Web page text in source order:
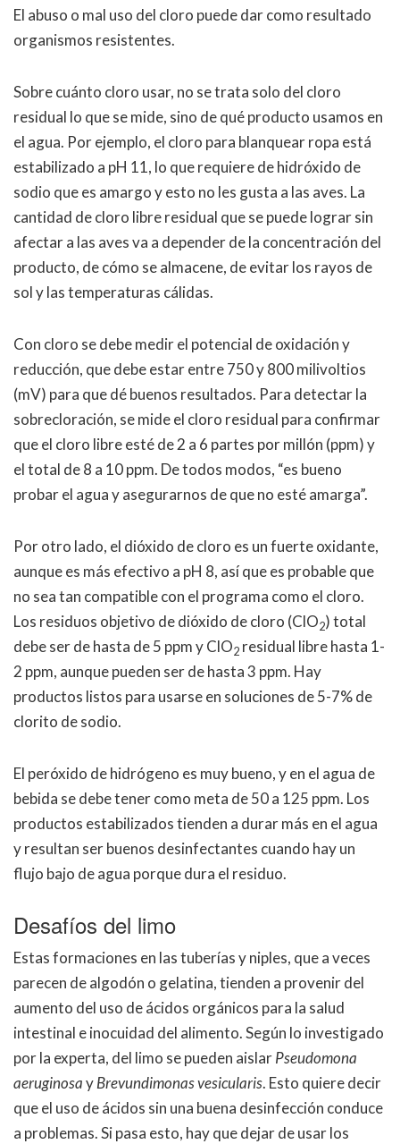
El abuso o mal uso del cloro puede dar como resultado
organismos resistentes.
Sobre cuánto cloro usar, no se trata solo del cloro
residual lo que se mide, sino de qué producto usamos en
el agua. Por ejemplo, el cloro para blanquear ropa está
estabilizado a pH 11, lo que requiere de hidróxido de
sodio que es amargo y esto no les gusta a las aves. La
cantidad de cloro libre residual que se puede lograr sin
afectar a las aves va a depender de la concentración del
producto, de cómo se almacene, de evitar los rayos de
sol y las temperaturas cálidas.
Con cloro se debe medir el potencial de oxidación y
reducción, que debe estar entre 750 y 800 milivoltios
(mV) para que dé buenos resultados. Para detectar la
sobrecloración, se mide el cloro residual para confirmar
que el cloro libre esté de 2 a 6 partes por millón (ppm) y
el total de 8 a 10 ppm. De todos modos, “es bueno
probar el agua y asegurarnos de que no esté amarga”.
Por otro lado, el dióxido de cloro es un fuerte oxidante,
aunque es más efectivo a pH 8, así que es probable que
no sea tan compatible con el programa como el cloro.
Los residuos objetivo de dióxido de cloro (ClO2) total
debe ser de hasta de 5 ppm y ClO2 residual libre hasta 1-
2 ppm, aunque pueden ser de hasta 3 ppm. Hay
productos listos para usarse en soluciones de 5-7% de
clorito de sodio.
El peróxido de hidrógeno es muy bueno, y en el agua de
bebida se debe tener como meta de 50 a 125 ppm. Los
productos estabilizados tienden a durar más en el agua
y resultan ser buenos desinfectantes cuando hay un
flujo bajo de agua porque dura el residuo.
Desafíos del limo
Estas formaciones en las tuberías y niples, que a veces
parecen de algodón o gelatina, tienden a provenir del
aumento del uso de ácidos orgánicos para la salud
intestinal e inocuidad del alimento. Según lo investigado
por la experta, del limo se pueden aislarPseudomona
aeruginosayBrevundimonas vesicularis. Esto quiere decir
que el uso de ácidos sin una buena desinfección conduce
a problemas. Si pasa esto, hay que dejar de usar los